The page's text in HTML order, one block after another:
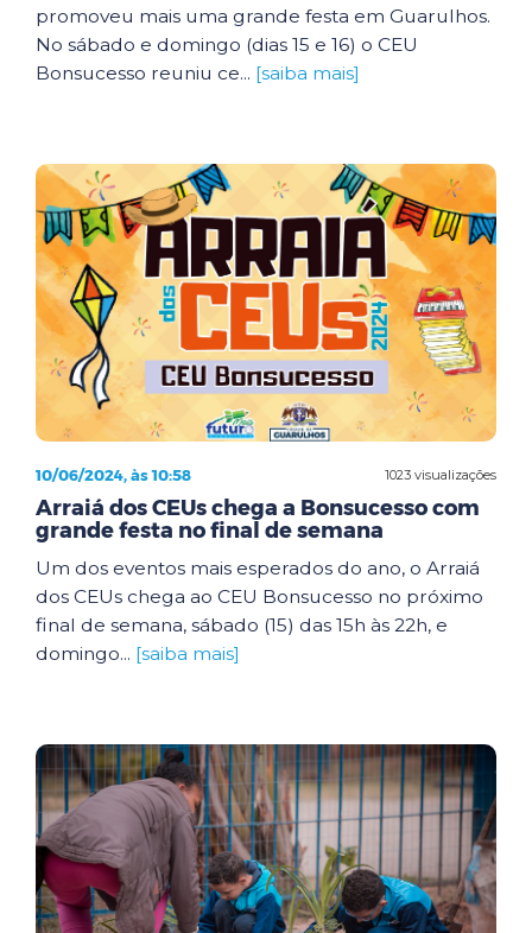
promoveu mais uma grande festa em Guarulhos.
No sábado e domingo (dias 15 e 16) o CEU
Bonsucesso reuniu ce... [saiba mais]
1023 visualizações
10/06/2024, às 10:58
Arraiá dos CEUs chega a Bonsucesso com
grande festa no final de semana
Um dos eventos mais esperados do ano, o Arraiá
dos CEUs chega ao CEU Bonsucesso no próximo
final de semana, sábado (15) das 15h às 22h, e
domingo... [saiba mais]